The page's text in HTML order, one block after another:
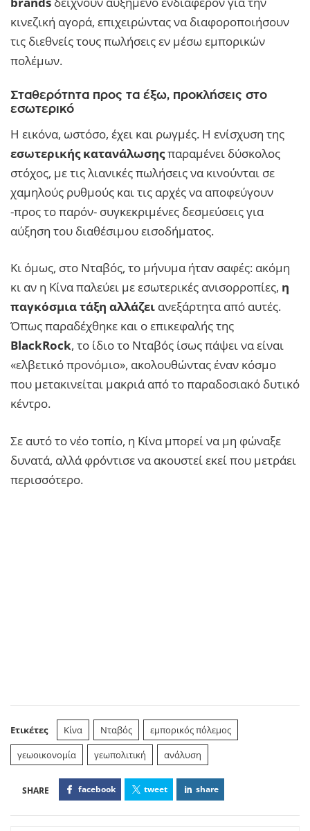
κινεζική αγορά, επιχειρώντας να διαφοροποιήσουν
τις διεθνείς τους πωλήσεις εν μέσω εμπορικών
πολέμων.
Σταθερότητα προς τα έξω, προκλήσεις στο
εσωτερικό
Η εικόνα, ωστόσο, έχει και ρωγμές. Η ενίσχυση της
εσωτερικής κατανάλωσηςπαραμένει δύσκολος
στόχος, με τις λιανικές πωλήσεις να κινούνται σε
χαμηλούς ρυθμούς και τις αρχές να αποφεύγουν
-προς το παρόν- συγκεκριμένες δεσμεύσεις για
αύξηση του διαθέσιμου εισοδήματος.
Κι όμως, στο Νταβός, το μήνυμα ήταν σαφές: ακόμη
κι αν η Κίνα παλεύει με εσωτερικές ανισορροπίες, η
παγκόσμια τάξη αλλάζει ανεξάρτητα από αυτές.
Όπως παραδέχθηκε και ο επικεφαλής της
BlackRock, το ίδιο το Νταβός ίσως πάψει να είναι
«ελβετικό προνόμιο», ακολουθώντας έναν κόσμο
που μετακινείται μακριά από το παραδοσιακό δυτικό
κέντρο.
Σε αυτό το νέο τοπίο, η Κίνα μπορεί να μη φώναξε
δυνατά, αλλά φρόντισε να ακουστεί εκεί που μετράει
περισσότερο.
Ετικέτες Κίνα Νταβός
εμπορικός πόλεμος
γεωοικονομία
γεωπολιτική ανάλυση
facebook tweet share